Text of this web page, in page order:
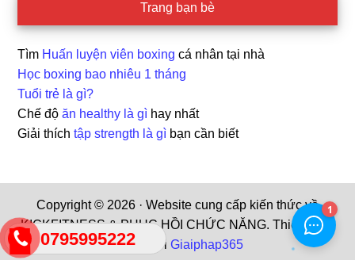
0795995222
Trang bạn bè
Tìm Huấn luyện viên boxing cá nhân tại nhà
Học boxing bao nhiêu 1 tháng
Tuổi trẻ là gì?
Chế độăn healthy là gì hay nhất
Giải thíchtập strength là gì bạn cần biết
Copyright © 2026 · Website cung cấp kiến thức về
KICKFITNESS & PHỤC HỒI CHỨC NĂNG. Thiết kế và
tài trợ bởi Giaiphap365